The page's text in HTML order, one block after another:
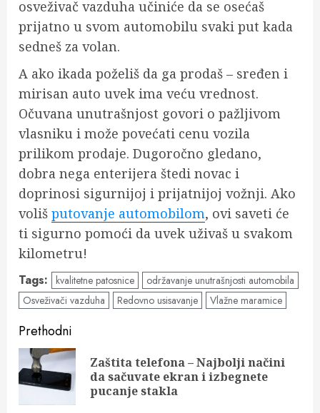
osveživač vazduha učiniće da se osećaš
prijatno u svom automobilu svaki put kada
sedneš za volan.
A ako ikada poželiš da ga prodaš – sređen i
mirisan auto uvek ima veću vrednost.
Očuvana unutrašnjost govori o pažljivom
vlasniku i može povećati cenu vozila
prilikom prodaje. Dugoročno gledano,
dobra nega enterijera štedi novac i
doprinosi sigurnijoj i prijatnijoj vožnji. Ako
voliš putovanje automobilom, ovi saveti će
ti sigurno pomoći da uvek uživaš u svakom
kilometru!
Tags: kvalitetne patosnice
održavanje unutrašnjosti automobila
Osveživači vazduha
Redovno usisavanje Vlažne maramice
Post
navigation
Prethodni
Zaštita telefona – Najbolji načini
da sačuvate ekran i izbegnete
pucanje stakla